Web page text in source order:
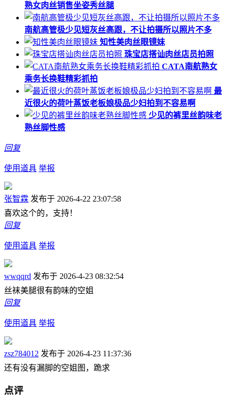
熟女肉丝销售坐姿秀丝腿
南航高管极少见短灰丝高跟，不让拍摄所以照片不多
知性美肉丝眼镜妹
珠宝店搭讪肉丝店员拍照
CATA南航熟女
乘务长换鞋精彩抓拍
最
近很火的荷叶蒸饭老板娘极品少妇拍到不容易啊
少见的裤里丝韵味老
熟丝脚性感
回复
使用道具 举报
张智霖 发布于 2026-4-22 23:07:58
喜欢这个的，支持！
回复
使用道具 举报
wwqqrd 发布于 2026-4-23 08:32:54
丝袜美腿很有韵味的空姐
回复
使用道具 举报
zsz784012 发布于 2026-4-23 11:37:36
还有没有漏脚的空姐图，跪求
点评